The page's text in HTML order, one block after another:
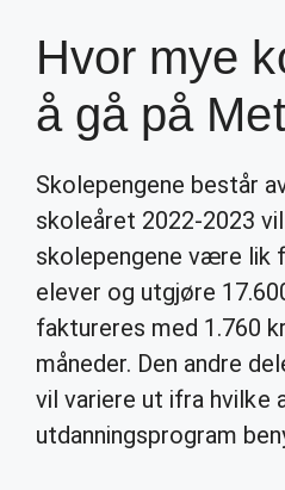
Hvor mye
å gå på
Skolepengene består
skoleåret 2022-2023
skolepengene være lik
elever og utgjøre
faktureres med 1.760
måneder. Den andre
vil variere ut ifra
utdanningsprogram